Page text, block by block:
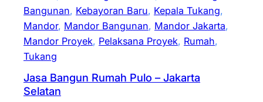
Bangunan, Kebayoran Baru, Kepala Tukang
Mandor, Mandor Bangunan, Mandor Jakarta
Mandor Proyek, Pelaksana Proyek, Rumah
Tukang
Jasa Bangun Rumah Pulo – Jakarta
Selatan